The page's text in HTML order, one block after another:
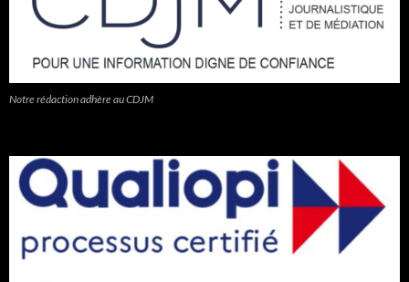
Notre rédaction adhère au CDJM